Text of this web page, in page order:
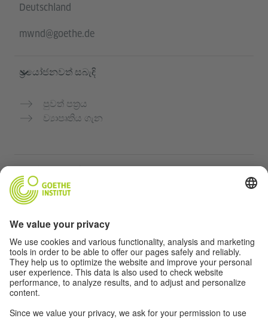
Deutschland
mwnd@goethe.de
ප්‍රයෝජනවත් සබැඳි
පුවත් පත්‍රය
ව්‍යාපෘතිය ගැන
ගෝතේ ආයතනයේ ජර්මන් භාෂා පාඨමාලා
ගුරුවරුන් සඳහා පෝර්ටලය "Deutschstunde"
රහස්‍යතා සහ ප්‍රවේශය